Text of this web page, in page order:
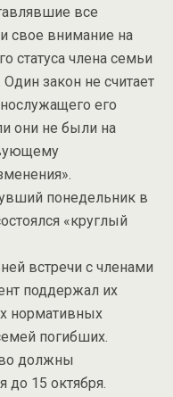
все
свое внимание на
статуса члена семьи
закон не считает
его
они не были на
понедельник в
«круглый
встречи с членами
поддержал их
нормативных
погибших.
должны
до 15 октября.